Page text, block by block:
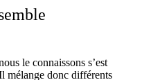
le connaissons s’est
mélange donc différents